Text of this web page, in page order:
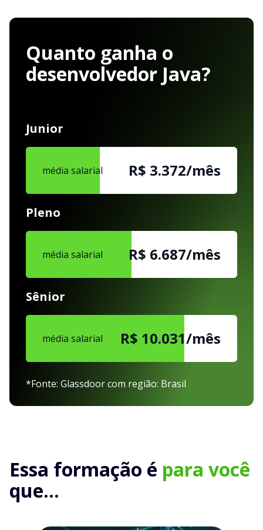
Quanto ganha o
desenvolvedor Java?
Junior
média salarial R$ 3.372/mês
Pleno
média salarial R$ 6.687/mês
Sênior
média salarial R$ 10.031/mês
*Fonte: Glassdoor com região: Brasil
Essa formação é para você
que...